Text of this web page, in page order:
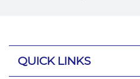
QUICK LINKS